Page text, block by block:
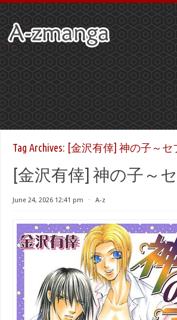
Tag Archives: [金沢有倖] 神の子～セ
[金沢有倖] 神の子～
June 24, 2026 12:41 pm ⋅ A-z